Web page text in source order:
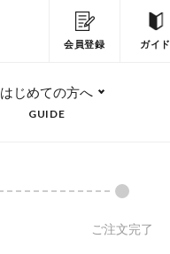
会員登録
ガイド
はじめての方へ
GUIDE
ご注文完了